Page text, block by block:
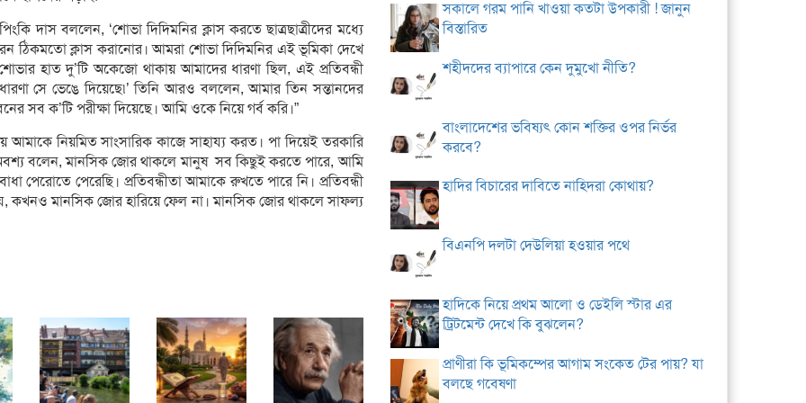
দাস বললেন, ‘শোভা দিদিমনির ক্লাস করতে ছাত্রছাত্রীদের মধ্যে
ঠিকমতো ক্লাস করানোর। আমরা শোভা দিদিমনির এই ভূমিকা দেখে
হাত দু’টি অকেজো থাকায় আমাদের ধারণা ছিল, এই প্রতিবন্ধী
সে ভেঙে দিয়েছে৷’ তিনি আরও বললেন, আমার তিন সন্তানদের
সব ক’টি পরীক্ষা দিয়েছে। আমি ওকে নিয়ে গর্ব করি।”
নিয়মিত সাংসারিক কাজে সাহায্য করত। পা দিয়েই তরকারি
বলেন, মানসিক জোর থাকলে মানুষ সব কিছুই করতে পারে, আমি
পেরোতে পেরেছি। প্রতিবন্ধীতা আমাকে রুখতে পারে নি। প্রতিবন্ধী
মানসিক জোর হারিয়ে ফেল না। মানসিক জোর থাকলে সাফল্য
সকালে গরম পানি খাওয়া কতটা উপকারী ! জানুন
বিস্তারিত
শহীদদের ব্যাপারে কেন দুমুখো নীতি?
বাংলাদেশের ভবিষ্যৎ কোন শক্তির ওপর নির্ভর
করবে?
হাদির বিচারের দাবিতে নাহিদরা কোথায়?
বিএনপি দলটা দেউলিয়া হওয়ার পথে
হাদিকে নিয়ে প্রথম আলো ও ডেইলি স্টার এর
ট্রিটমেন্ট দেখে কি বুঝলেন?
প্রাণীরা কি ভূমিকম্পের আগাম সংকেত টের পায়? যা
বলছে গবেষণা